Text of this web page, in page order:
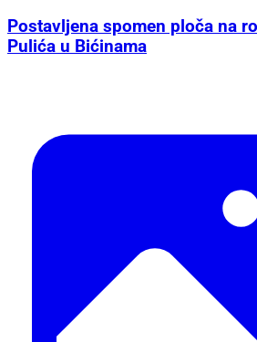
Postavljena spomen ploča na
Pulića u Bićinama